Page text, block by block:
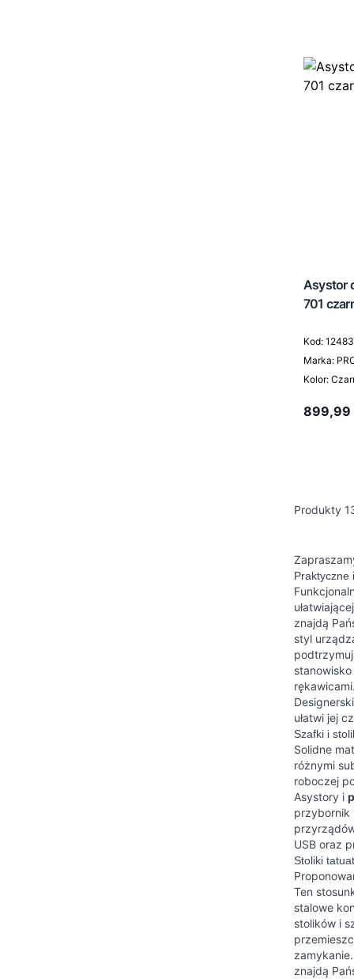
Asystor
701
Kod:
Marka:
Kolor:
899,99
Produkty
Praktyczne
znajdą
styl
rękawicami.
ułatwi jej
Szafki i
Solidne
różnymi
roboczej
Asystory i
przybornik
USB oraz
Stoliki
Ten
stalowe
stolików i
znajdą